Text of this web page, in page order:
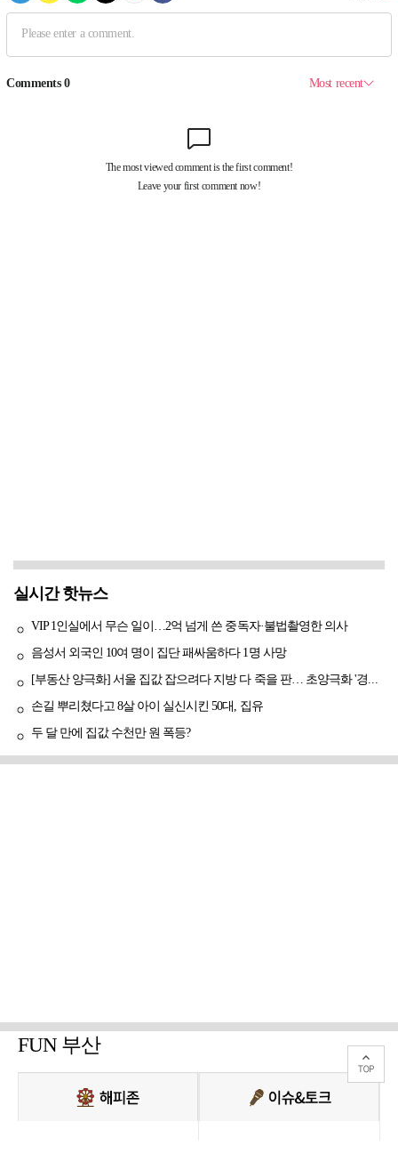
실시간 핫뉴스
VIP 1인실에서 무슨 일이…2억 넘게 쓴 중독자·불법촬영한 의사
음성서 외국인 10여 명이 집단 패싸움하다 1명 사망
[부동산 양극화] 서울 집값 잡으려다 지방 다 죽을 판… 초양극화 '경고등'
손길 뿌리쳤다고 8살 아이 실신시킨 50대, 집유
두 달 만에 집값 수천만 원 폭등?
FUN 부산